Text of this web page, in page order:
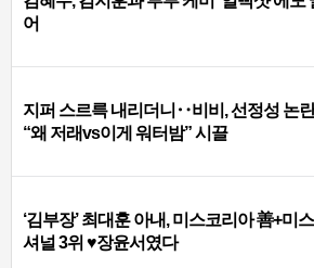
어
지퍼 스르륵 내리더니‥비비, 선정성 논
“왜 저래vs이게 워터밤” 시끌
‘김부장’ 최대훈 아내, 미스코리아 善+미
셔널 3위 ♥장윤서였다